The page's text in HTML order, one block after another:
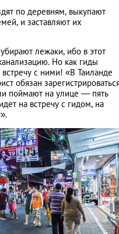
по деревням, выкупают
и заставляют их
лежаки, ибо в этот
Но как гиды
встречу с ними! «В Таиланде
обязан
поймают на улице — пять
на встречу с гидом, на